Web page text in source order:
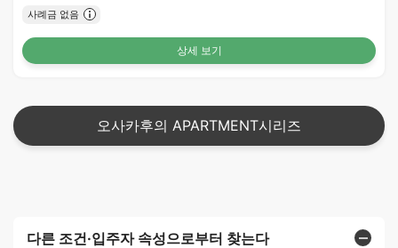
사례금 없음
상세 보기
오사카후의 APARTMENT시리즈
다른 조건·입주자 속성으로부터 찾는다